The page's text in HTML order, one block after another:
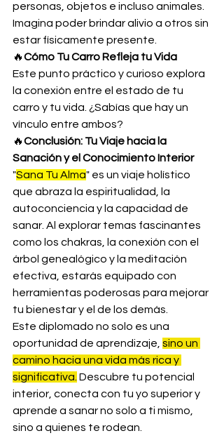
personas, objetos e incluso animales.
Imagina poder brindar alivio a otros sin
estar físicamente presente.
🔥Cómo Tu Carro Refleja tu Vida
Este punto práctico y curioso explora
la conexión entre el estado de tu
carro y tu vida. ¿Sabías que hay un
vínculo entre ambos?
🔥Conclusión: Tu Viaje hacia la
Sanación y el Conocimiento Interior
"Sana Tu Alma" es un viaje holístico
que abraza la espiritualidad, la
autoconciencia y la capacidad de
sanar. Al explorar temas fascinantes
como los chakras, la conexión con el
árbol genealógico y la meditación
efectiva, estarás equipado con
herramientas poderosas para mejorar
tu bienestar y el de los demás.
Este diplomado no solo es una
oportunidad de aprendizaje, sino un
camino hacia una vida más rica y
significativa. Descubre tu potencial
interior, conecta con tu yo superior y
aprende a sanar no solo a ti mismo,
sino a quienes te rodean.